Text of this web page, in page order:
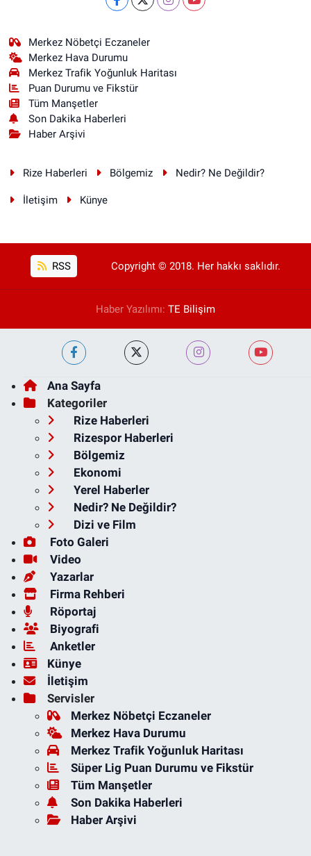
Merkez Nöbetçi Eczaneler
Merkez Hava Durumu
Merkez Trafik Yoğunluk Haritası
Puan Durumu ve Fikstür
Tüm Manşetler
Son Dakika Haberleri
Haber Arşivi
Rize Haberleri Bölgemiz Nedir? Ne Değildir?
İletişim Künye
RSS Copyright © 2018. Her hakkı saklıdır.
Haber Yazılımı: TE Bilişim
Ana Sayfa
Kategoriler
Rize Haberleri
Rizespor Haberleri
Bölgemiz
Ekonomi
Yerel Haberler
Nedir? Ne Değildir?
Dizi ve Film
Foto Galeri
Video
Yazarlar
Firma Rehberi
Röportaj
Biyografi
Anketler
Künye
İletişim
Servisler
Merkez Nöbetçi Eczaneler
Merkez Hava Durumu
Merkez Trafik Yoğunluk Haritası
Süper Lig Puan Durumu ve Fikstür
Tüm Manşetler
Son Dakika Haberleri
Haber Arşivi